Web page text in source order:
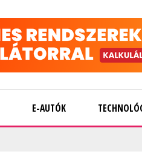
E-AUTÓK